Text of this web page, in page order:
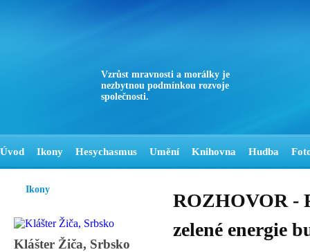
Vzrůst mravnosti a morálky je
nezbytnou podmínkou rozvoje
společnosti.
Úvod Ikony Hesychasmus Umění Knihovna Hudba
Ikony
Klášter Žiča, Srbsko
ROZHOVOR -
zelené energie